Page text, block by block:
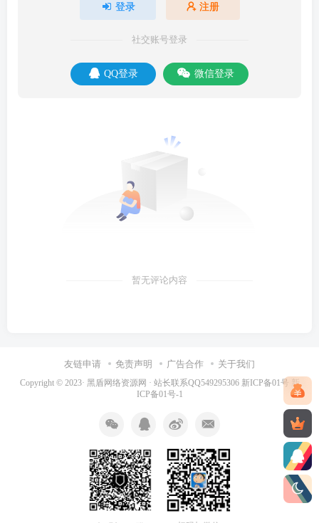
登录 注册
社交账号登录
QQ登录 微信登录
暂无评论内容
友链申请 免责声明 广告合作 关于我们
Copyright © 2023· 黑盾网络资源网 · 站长联系QQ549295306 新ICP备01号
新
ICP备01号-1